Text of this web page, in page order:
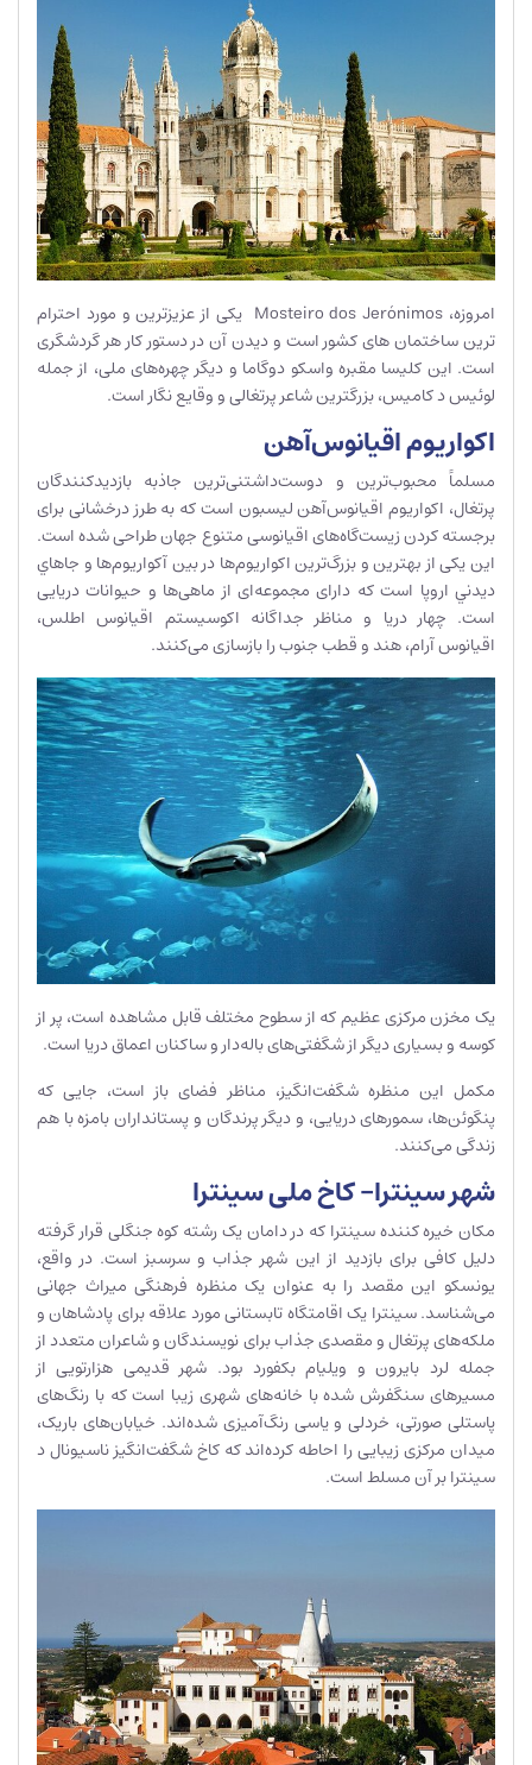
امروزه، Mosteiro dos Jerónimos یکی از عزیزترین و مورد احترام
ترین ساختمان های کشور است و دیدن آن در دستور کار هر گردشگری
است. این کلیسا مقبره واسکو دوگاما و دیگر چهره‌های ملی، از جمله
لوئیس د کامیس، بزرگترین شاعر پرتغالی و وقایع نگار است.
اکواریوم اقیانوس‌آهن
مسلماً محبوب‌ترین و دوست‌داشتنی‌ترین جاذبه بازدیدکنندگان
پرتغال، اکواریوم اقیانوس‌آهن لیسبون است که به طرز درخشانی برای
برجسته کردن زیست‌گاه‌های اقیانوسی متنوع جهان طراحی شده است.
این یکی از بهترین و بزرگ‌ترین اکواریوم‌ها در بین آکواریوم‌ها و جاهاي
ديدني اروپا است که دارای مجموعه‌ای از ماهی‌ها و حیوانات دریایی
است. چهار دریا و مناظر جداگانه اکوسیستم اقیانوس اطلس،
اقیانوس آرام، هند و قطب جنوب را بازسازی می‌کنند.
یک مخزن مرکزی عظیم که از سطوح مختلف قابل مشاهده است، پر از
کوسه و بسیاری دیگر از شگفتی‌های باله‌دار و ساکنان اعماق دریا است.
مکمل این منظره شگفت‌انگیز، مناظر فضای باز است، جایی که
پنگوئن‌ها، سمورهای دریایی، و دیگر پرندگان و پستانداران بامزه با هم
زندگی می‌کنند.
شهر سینترا- کاخ ملی سینترا
مکان خیره کننده سینترا که در دامان یک رشته کوه جنگلی قرار گرفته
دلیل کافی برای بازدید از این شهر جذاب و سرسبز است. در واقع،
یونسکو این مقصد را به عنوان یک منظره فرهنگی میراث جهانی
می‌شناسد. سینترا یک اقامتگاه تابستانی مورد علاقه برای پادشاهان و
ملکه‌های پرتغال و مقصدی جذاب برای نویسندگان و شاعران متعدد از
جمله لرد بایرون و ویلیام بکفورد بود. شهر قدیمی هزارتویی از
مسیرهای سنگفرش شده با خانه‌های شهری زیبا است که با رنگ‌های
پاستلی صورتی، خردلی و یاسی رنگ‌آمیزی شده‌اند. خیابان‌های باریک،
میدان مرکزی زیبایی را احاطه کرده‌اند که کاخ شگفت‌انگیز ناسیونال د
سینترا بر آن مسلط است.